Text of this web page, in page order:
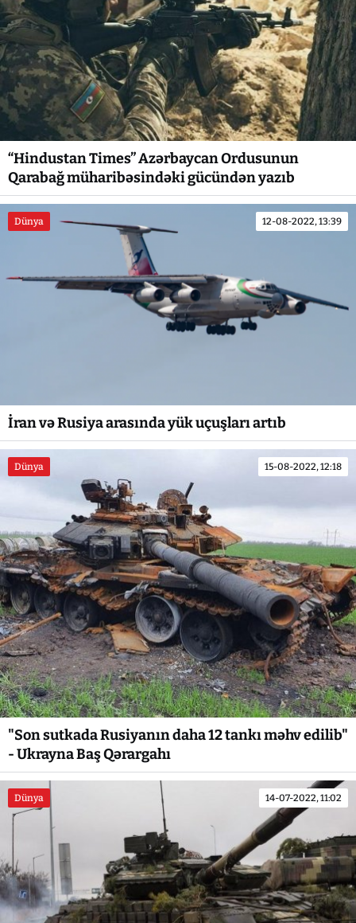
“Hindustan Times” Azərbaycan Ordusunun
Qarabağ müharibəsindəki gücündən yazıb
Dünya 12-08-2022, 13:39
İran və Rusiya arasında yük uçuşları artıb
Dünya 15-08-2022, 12:18
"Son sutkada Rusiyanın daha 12 tankı məhv edilib"
- Ukrayna Baş Qərargahı
Dünya 14-07-2022, 11:02